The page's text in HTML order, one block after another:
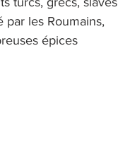
par les Roumains,
épices